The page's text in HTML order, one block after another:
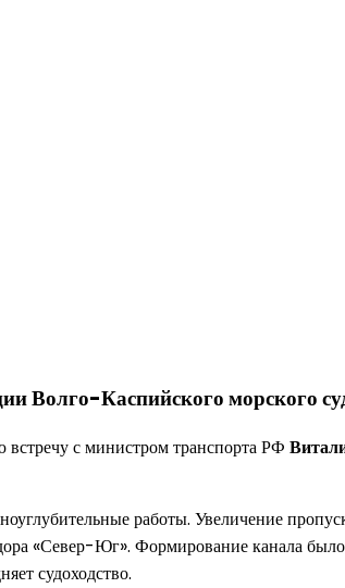
Волго-Каспийского морского
встречу с министром транспорта РФ
работы. Увеличение
«Север-Юг». Формирование канала было
судоходство.